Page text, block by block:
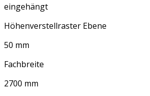
eingehängt
Höhenverstellraster Ebene
50 mm
Fachbreite
2700 mm